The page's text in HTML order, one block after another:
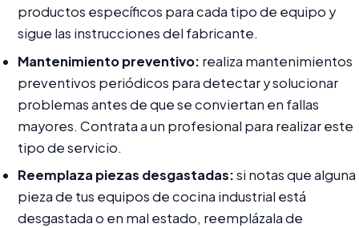
productos específicos para cada tipo de equipo y
sigue las instrucciones del fabricante.
Mantenimiento preventivo: realiza mantenimientos
preventivos periódicos para detectar y solucionar
problemas antes de que se conviertan en fallas
mayores. Contrata a un profesional para realizar este
tipo de servicio.
Reemplaza piezas desgastadas:si notas que alguna
pieza de tus equipos de cocina industrial está
desgastada o en mal estado, reemplázala de